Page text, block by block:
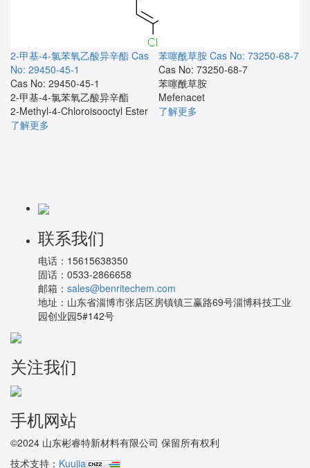
2-甲基-4-氯苯氧乙酸异辛酯 Cas
No: 29450-45-1
Cas No: 29450-45-1
2-甲基-4-氯苯氧乙酸异辛酯
2-Methyl-4-Chloroisooctyl Ester
了解更多
苯噻酰草胺 Cas No: 73250-68-7
Cas No: 73250-68-7
苯噻酰草胺
Mefenacet
了解更多
联系我们
电话： 15615638350
固话： 0533-2866658
邮箱： sales@benritechem.com
地址： 山东省淄博市张店区房镇镇三赢路69号淄博科技工业
园创业园5#142号
关注我们
手机网站
©2024 山东彬睿特新材料有限公司 保留所有权利
技术支持： Kuujia